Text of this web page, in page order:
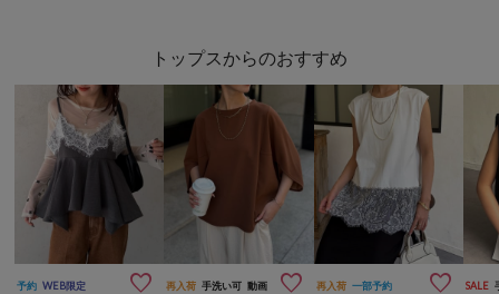
トップスからのおすすめ
予約 WEB限定  再入荷 手洗い可 動画  再入荷 一部予約  SALE